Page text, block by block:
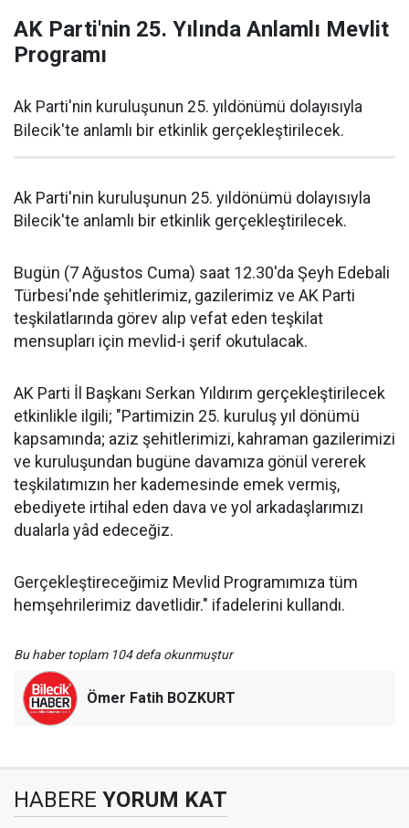
AK Parti'nin 25. Yılında Anlamlı Mevlit
Programı
Ak Parti'nin kuruluşunun 25. yıldönümü dolayısıyla
Bilecik'te anlamlı bir etkinlik gerçekleştirilecek.
Ak Parti'nin kuruluşunun 25. yıldönümü dolayısıyla
Bilecik'te anlamlı bir etkinlik gerçekleştirilecek.
Bugün (7 Ağustos Cuma) saat 12.30'da Şeyh Edebali
Türbesi'nde şehitlerimiz, gazilerimiz ve AK Parti
teşkilatlarında görev alıp vefat eden teşkilat
mensupları için mevlid-i şerif okutulacak.
AK Parti İl Başkanı Serkan Yıldırım gerçekleştirilecek
etkinlikle ilgili; "Partimizin 25. kuruluş yıl dönümü
kapsamında; aziz şehitlerimizi, kahraman gazilerimizi
ve kuruluşundan bugüne davamıza gönül vererek
teşkilatımızın her kademesinde emek vermiş,
ebediyete irtihal eden dava ve yol arkadaşlarımızı
dualarla yâd edeceğiz.
Gerçekleştireceğimiz Mevlid Programımıza tüm
hemşehrilerimiz davetlidir." ifadelerini kullandı.
Bu haber toplam 104 defa okunmuştur
Ömer Fatih BOZKURT
HABERE YORUM KAT